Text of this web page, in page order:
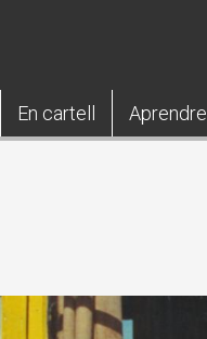
En cartell Aprendre